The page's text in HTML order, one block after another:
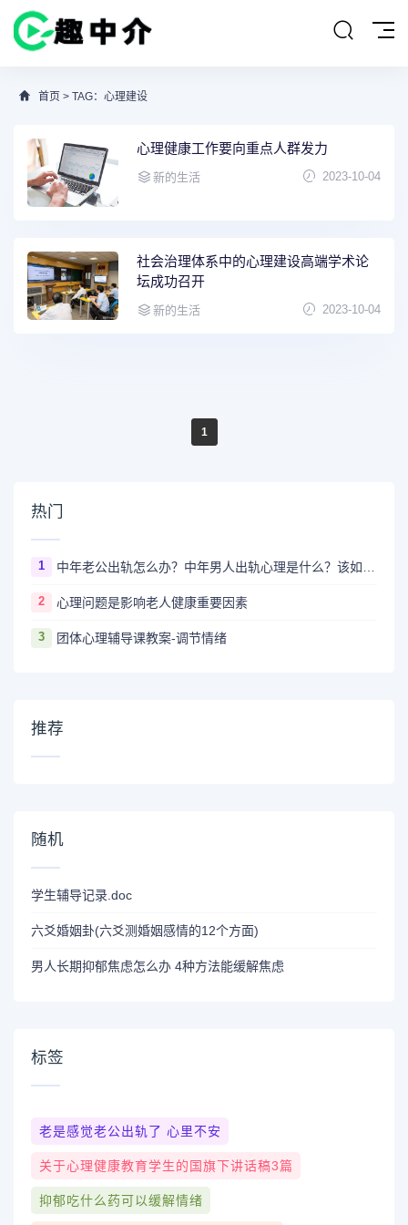
首页 > TAG：心理建设
心理健康工作要向重点人群发力
新的生活 2023-10-04
社会治理体系中的心理建设高端学术论
坛成功召开
新的生活 2023-10-04
1
热门
1
2 心理问题是影响老人健康重要因素
3 团体心理辅导课教案-调节情绪
推荐
随机
学生辅导记录.doc
六爻婚姻卦(六爻测婚姻感情的12个方面)
男人长期抑郁焦虑怎么办 4种方法能缓解焦虑
标签
老是感觉老公出轨了 心里不安
关于心理健康教育学生的国旗下讲话稿3篇
抑郁吃什么药可以缓解情绪